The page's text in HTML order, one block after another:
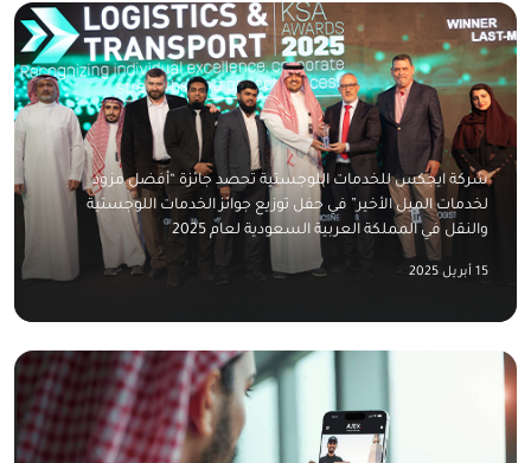
شركة ايجكس للخدمات اللوجستية تحصد جائزة “أفضل مزود
لخدمات الميل الأخير” في حفل توزيع جوائز الخدمات اللوجستية
والنقل في المملكة العربية السعودية لعام 2025
15 أبريل 2025